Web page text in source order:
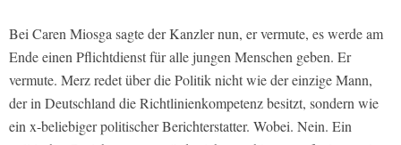
Bei Caren Miosga sagte der Kanzler nun, er vermute, es werde am
Ende einen Pflichtdienst für alle jungen Menschen geben. Er
vermute. Merz redet über die Politik nicht wie der einzige Mann,
der in Deutschland die Richtlinienkompetenz besitzt, sondern wie
ein x-beliebiger politischer Berichterstatter. Wobei. Nein. Ein